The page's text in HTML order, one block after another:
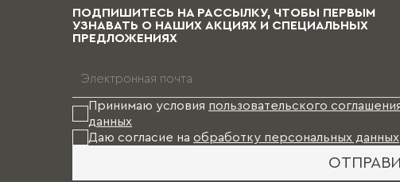
ПОДПИШИТЕСЬ НА РАССЫЛКУ, ЧТОБЫ ПЕРВЫМ
УЗНАВАТЬ О НАШИХ АКЦИЯХ И СПЕЦИАЛЬНЫХ
ПРЕДЛОЖЕНИЯХ
Принимаю условия пользовательского
данных
Даю согласие на обработку персональных данных